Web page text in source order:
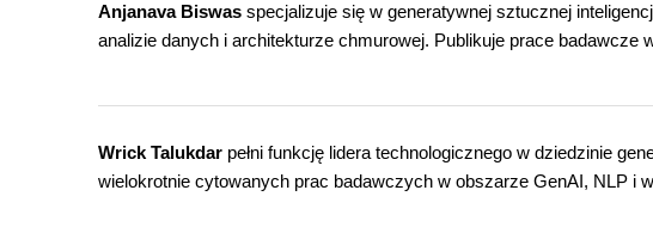
Anjanava Biswas specjalizuje się w generatywnej sztucznej
analizie danych i architekturze chmurowej. Publikuje prace badawcze
Wrick Talukdar pełni funkcję lidera technologicznego w dziedzinie
wielokrotnie cytowanych prac badawczych w obszarze GenAI, NLP i